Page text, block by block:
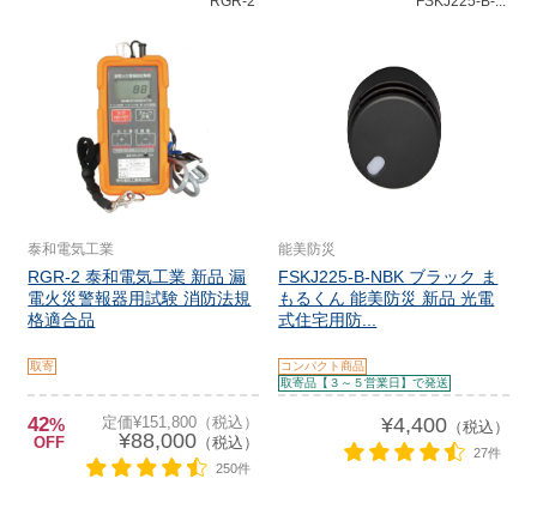
泰和電気工業
RGR-2 泰和電気工業 新品 漏
電火災警報器用試験 消防法規
格適合品
取寄
42%
OFF
定価¥151,800（税込）
¥88,000（税込）
250件
能美防災
FSKJ225-B-NBK ブラック ま
もるくん 能美防災 新品 光電
式住宅用防...
コンパクト商品
取寄品【３～５営業日】で発送
¥4,400（税込）
27件